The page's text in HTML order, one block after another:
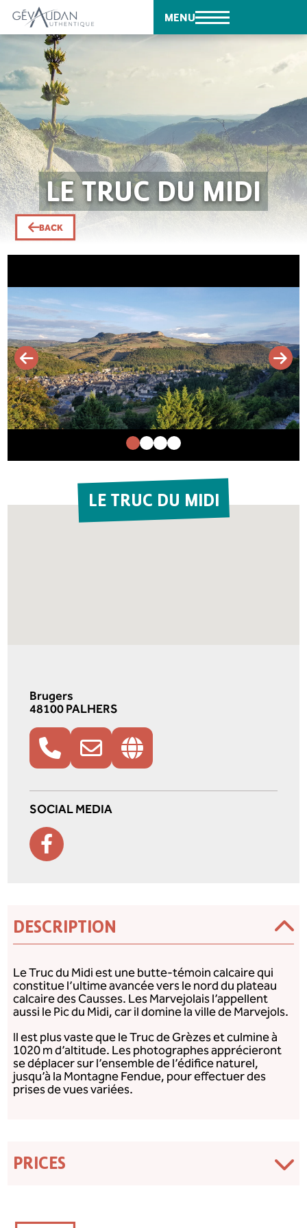
MENU
LE TRUC DU MIDI
BACK
LE TRUC DU MIDI
Brugers
48100 PALHERS
SOCIAL MEDIA
DESCRIPTION
Le Truc du Midi est une butte-témoin calcaire qui
constitue l’ultime avancée vers le nord du plateau
calcaire des Causses. Les Marvejolais l’appellent
aussi le Pic du Midi, car il domine la ville de Marvejols.
Il est plus vaste que le Truc de Grèzes et culmine à
1020 m d’altitude. Les photographes apprécieront
se déplacer sur l’ensemble de l’édifice naturel,
jusqu’à la Montagne Fendue, pour effectuer des
prises de vues variées.
PRICES